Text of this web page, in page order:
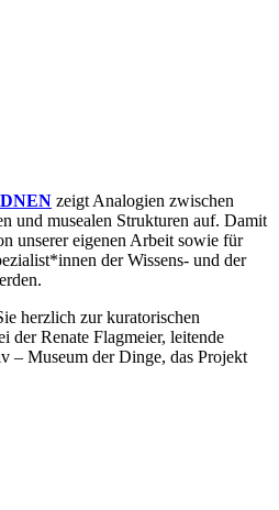
zeigt Analogien zwischen
und musealen Strukturen auf. Damit
unserer eigenen Arbeit sowie für
der Wissens- und der
herzlich zur kuratorischen
der Renate Flagmeier, leitende
– Museum der Dinge, das Projekt